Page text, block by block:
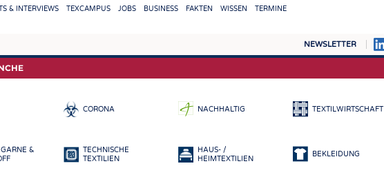
& INTERVIEWS TEXCAMPUS JOBS BUSINESS FAKTEN WISSEN TERMINE
NEWSLETTER
TEXTILE LEADERSHIP FASERN
GEWEBE
CORONA NACHHALTIG TEXTILWIRTSCHAFT
&
TECHNISCHE
TEXTILIEN
HAUS- /
HEIMTEXTILIEN
BEKLEIDUNG